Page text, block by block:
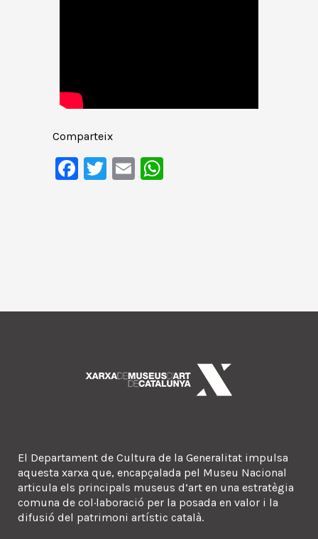
Comparteix
Facebook
Twitter
Email
El Departament de Cultura de la Generalitat impulsa
aquesta xarxa que, encapçalada pel Museu Nacional
articula els principals museus d’art en una estratègia
comuna de col·laboració per la posada en valor i la
difusió del patrimoni artístic català.